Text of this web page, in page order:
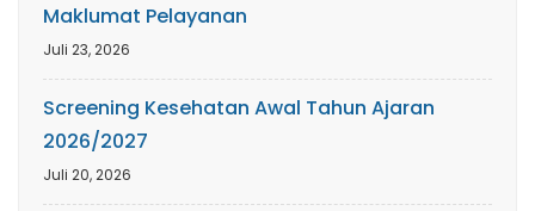
Maklumat Pelayanan
Juli 23, 2026
Screening Kesehatan Awal Tahun Ajaran
2026/2027
Juli 20, 2026